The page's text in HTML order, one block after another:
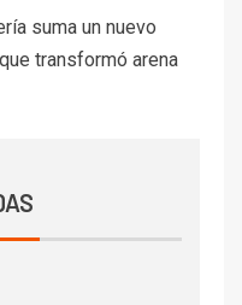
suma un nuevo
transformó arena
prueba
eléctrico para
cátodos al Puerto
minera en mayo de